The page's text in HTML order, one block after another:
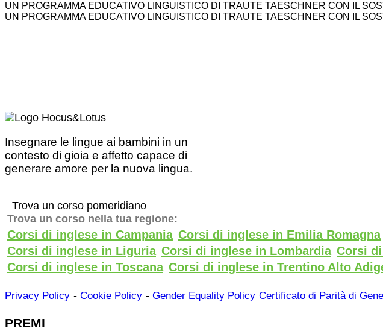
UN PROGRAMMA EDUCATIVO LINGUISTICO DI TRAUTE TAESCHNER CON IL
UN PROGRAMMA EDUCATIVO LINGUISTICO DI TRAUTE TAESCHNER CON IL
Insegnare le lingue ai bambini in un
contesto di gioia e affetto capace di
generare amore per la nuova lingua.
Trova un corso pomeridiano
Trova un corso nella tua regione:
Corsi di inglese in Campania Corsi di inglese in Emilia Romagna
Corsi di inglese in Liguria Corsi di inglese in Lombardia Corsi
Corsi di inglese in Toscana Corsi di inglese in Trentino Alto
Privacy Policy - Cookie Policy - Gender Equality Policy Certificato di Parità di
PREMI